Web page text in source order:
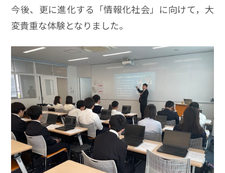
今後、更に進化する「情報化社会」に向けて，大
変貴重な体験となりました。